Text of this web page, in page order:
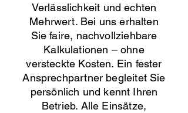
Verlässlichkeit und echten
Mehrwert. Bei uns erhalten
Sie faire, nachvollziehbare
Kalkulationen – ohne
versteckte Kosten. Ein fester
Ansprechpartner begleitet Sie
persönlich und kennt Ihren
Betrieb. Alle Einsätze,